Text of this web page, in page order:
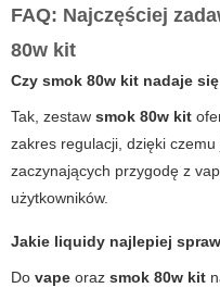
FAQ: Najczęściej
80w kit
Czy smok 80w kit nadaje
Tak, zestaw smok 80w kit
zakres regulacji, dzięki
zaczynających przygodę z
użytkowników.
Jakie liquidy najlepiej
Do vape oraz smok 80w kit